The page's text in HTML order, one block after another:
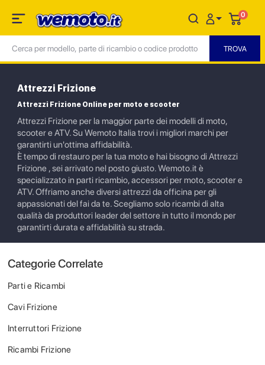
0
Attrezzi Frizione
Attrezzi Frizione Online per moto e scooter
Attrezzi Frizione per la maggior parte dei modelli di moto,
scooter e ATV. Su Wemoto Italia trovi i migliori marchi per
garantirti un'ottima affidabilità.
È tempo di restauro per la tua moto e hai bisogno di Attrezzi
Frizione , sei arrivato nel posto giusto. Wemoto.it è
specializzato in parti ricambio, accessori per moto, scooter e
ATV. Offriamo anche diversi attrezzi da officina per gli
appassionati del fai da te. Scegliamo solo ricambi di alta
qualità da produttori leader del settore in tutto il mondo per
garantirti durata e affidabilità su strada.
Categorie Correlate
Parti e Ricambi
Cavi Frizione
Interruttori Frizione
Ricambi Frizione